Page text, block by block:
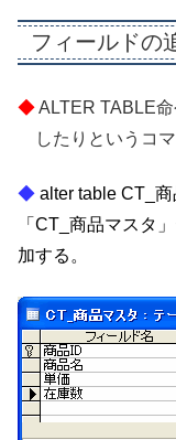
フィールドの
ALTER TABLE
したりというコ
alter table CT_
「CT_商品マスタ
加する。